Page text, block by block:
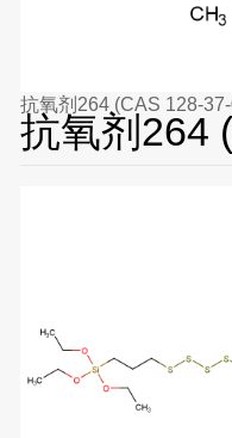
抗氧剂264 (CAS 128-
抗氧剂264